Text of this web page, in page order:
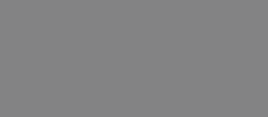
Script.com